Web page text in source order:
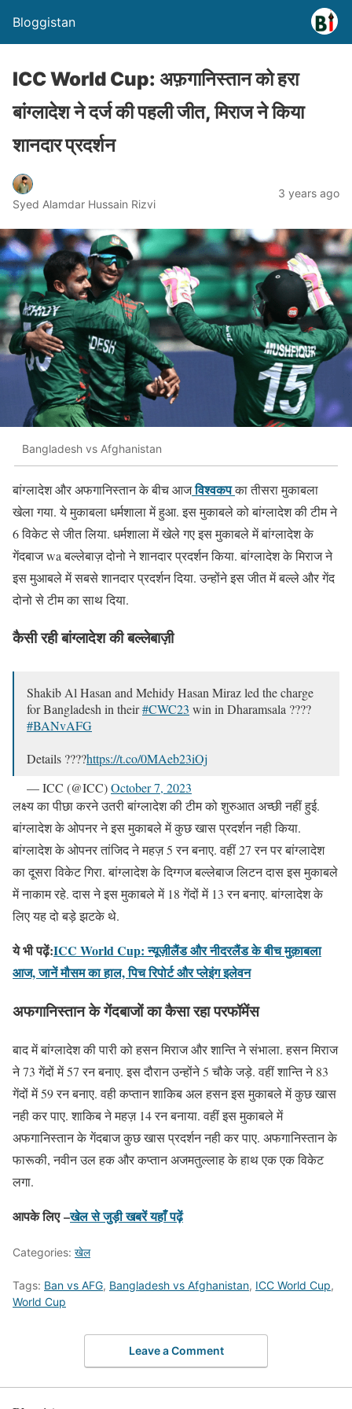
Bloggistan
ICC World Cup: अफ़गानिस्तान को हरा
बांग्लादेश ने दर्ज की पहली जीत, मिराज ने किया
शानदार प्रदर्शन
Syed Alamdar Hussain Rizvi
3 years ago
Bangladesh vs Afghanistan
बांग्लादेश और अफगानिस्तान के बीच आजविश्वकपका तीसरा मुकाबला
खेला गया. ये मुकाबला धर्मशाला में हुआ. इस मुकाबले को बांग्लादेश की टीम ने
6 विकेट से जीत लिया. धर्मशाला में खेले गए इस मुकाबले में बांग्लादेश के
गेंदबाज wa बल्लेबाज़ दोनो ने शानदार प्रदर्शन किया. बांग्लादेश के मिराज ने
इस मुआबले में सबसे शानदार प्रदर्शन दिया. उन्होंने इस जीत में बल्ले और गेंद
दोनो से टीम का साथ दिया.
कैसी रही बांग्लादेश की बल्लेबाज़ी
Shakib Al Hasan and Mehidy Hasan Miraz led the charge
for Bangladesh in their#CWC23 win in Dharamsala ????
#BANvAFG
Details ????https://t.co/0MAeb23iOj
— ICC (@ICC)October 7, 2023
लक्ष्य का पीछा करने उतरी बांग्लादेश की टीम को शुरुआत अच्छी नहीं हुई.
बांग्लादेश के ओपनर ने इस मुकाबले में कुछ खास प्रदर्शन नही किया.
बांग्लादेश के ओपनर तांजिद ने महज़ 5 रन बनाए. वहीं 27 रन पर बांग्लादेश
का दूसरा विकेट गिरा. बांग्लादेश के दिग्गज बल्लेबाज लिटन दास इस मुकाबले
में नाकाम रहे. दास ने इस मुकाबले में 18 गेंदों में 13 रन बनाए. बांग्लादेश के
लिए यह दो बड़े झटके थे.
ये भी पढ़ें:ICC World Cup: न्यूज़ीलैंड और नीदरलैंड के बीच मुक़ाबला
आज, जानें मौसम का हाल, पिच रिपोर्ट और प्लेइंग इलेवन
अफगानिस्तान के गेंदबाजों का कैसा रहा परफॉमेंस
बाद में बांग्लादेश की पारी को हसन मिराज और शान्ति ने संभाला. हसन मिराज
ने 73 गेंदों में 57 रन बनाए. इस दौरान उन्होंने 5 चौके जड़े. वहीं शान्ति ने 83
गेंदों में 59 रन बनाए. वही कप्तान शाकिब अल हसन इस मुकाबले में कुछ खास
नही कर पाए. शाकिब ने महज़ 14 रन बनाया. वहीं इस मुकाबले में
अफगानिस्तान के गेंदबाज कुछ खास प्रदर्शन नही कर पाए. अफगानिस्तान के
फारूकी, नवीन उल हक और कप्तान अजमतुल्लाह के हाथ एक एक विकेट
लगा.
आपके लिए –खेल से जुड़ी खबरें यहाँ पढ़ें
Categories: खेल
Tags: Ban vs AFG, Bangladesh vs Afghanistan, ICC World Cup,
World Cup
Leave a Comment